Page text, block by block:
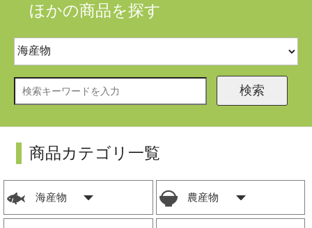
ほかの商品を探す
検索
商品カテゴリ一覧
海産物 農産物